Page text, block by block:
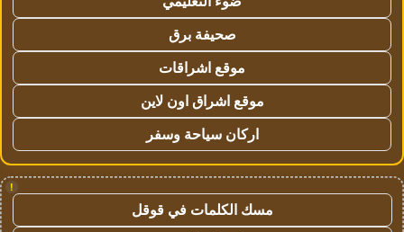
صحيفة برق
موقع اشراقات
موقع اشراق اون لاين
اركان سياحة وسفر
!
مسك الكلمات في قوقل